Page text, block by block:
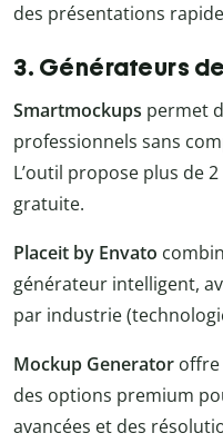
des présentations
3. Générateurs
Smartmockups permet
professionnels sans
L’outil propose plus de
gratuite.
Placeit by Envato
générateur intelligent,
par industrie
Mockup Generator offre
des options premium
avancées et des